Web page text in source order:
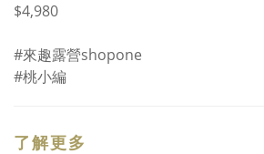
$4,980
#來趣露營shopone
#桃小編
了解更多